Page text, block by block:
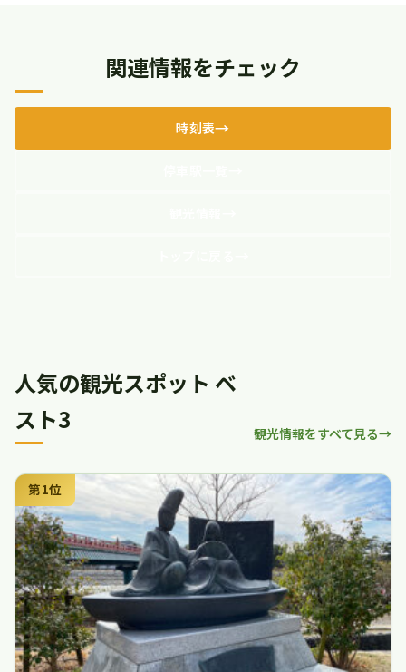
関連情報をチェック
時刻表
人気の観光スポット ベ
スト3
観光情報をすべて見る
第1位